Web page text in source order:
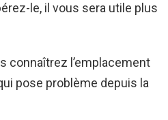
le, il vous sera utile plus
connaîtrez l’emplacement
pose problème depuis la